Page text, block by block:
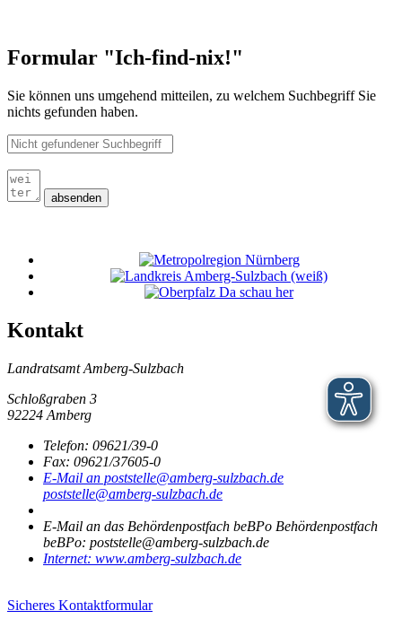
Formular "Ich-find-nix!"
Sie können uns umgehend mitteilen, zu welchem Suchbegriff Sie
nichts gefunden haben.
absenden
Kontakt
Landratsamt Amberg-Sulzbach
Schloßgraben 3
92224 Amberg
Telefon: 09621/39-0
Fax: 09621/37605-0
E-Mail an poststelle@amberg-sulzbach.de
poststelle@amberg-sulzbach.de
E-Mail an das Behördenpostfach beBPo Behördenpostfach
beBPo: poststelle@amberg-sulzbach.de
Internet: www.amberg-sulzbach.de
Sicheres Kontaktformular